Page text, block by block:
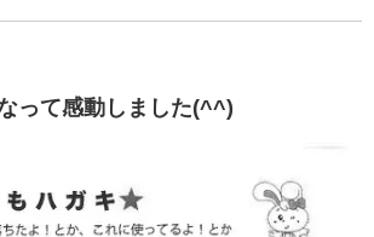
って感動しました(^^)